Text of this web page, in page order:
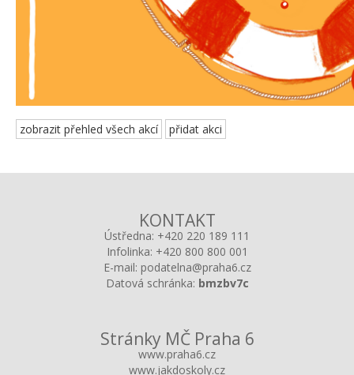
zobrazit přehled všech akcí přidat akci
KONTAKT
Ústředna: +420 220 189 111
Infolinka: +420 800 800 001
E-mail: podatelna@praha6.cz
Datová schránka: bmzbv7c
Stránky MČ Praha 6
www.praha6.cz
www.jakdoskoly.cz